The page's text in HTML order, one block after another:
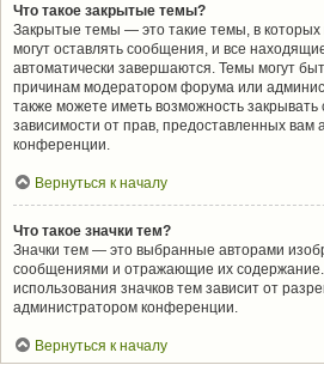
Что такое закрытые темы?
Закрытые темы — это такие темы, в
могут оставлять сообщения, и все
автоматически завершаются. Темы могут
причинам модератором форума или
также можете иметь возможность
зависимости от прав, предоставленных вам
конференции.
Вернуться к началу
Что такое значки тем?
Значки тем — это выбранные авторами
сообщениями и отражающие их
использования значков тем зависит от
администратором конференции.
Вернуться к началу